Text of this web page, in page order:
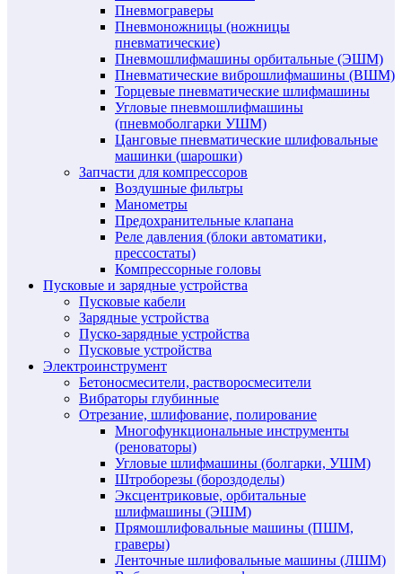
Пневмограверы
Пневмоножницы (ножницы
пневматические)
Пневмошлифмашины орбитальные (ЭШМ)
Пневматические виброшлифмашины (ВШМ)
Торцевые пневматические шлифмашины
Угловые пневмошлифмашины
(пневмоболгарки УШМ)
Цанговые пневматические шлифовальные
машинки (шарошки)
Запчасти для компрессоров
Воздушные фильтры
Манометры
Предохранительные клапана
Реле давления (блоки автоматики,
прессостаты)
Компрессорные головы
Пусковые и зарядные устройства
Пусковые кабели
Зарядные устройства
Пуско-зарядные устройства
Пусковые устройства
Электроинструмент
Бетоносмесители, растворосмесители
Вибраторы глубинные
Отрезание, шлифование, полирование
Многофункциональные инструменты
(реноваторы)
Угловые шлифмашины (болгарки, УШМ)
Штроборезы (бороздоделы)
Эксцентриковые, орбитальные
шлифмашины (ЭШМ)
Прямошлифовальные машины (ПШМ,
граверы)
Ленточные шлифовальные машины (ЛШМ)